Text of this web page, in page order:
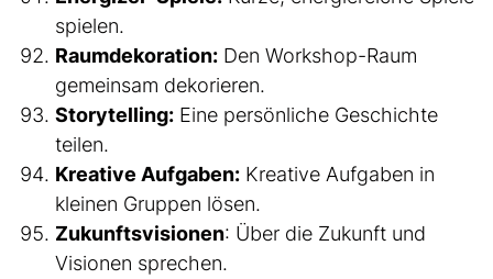
spielen.
Raumdekoration: Den Workshop-Raum
gemeinsam dekorieren.
Storytelling: Eine persönliche Geschichte
teilen.
Kreative Aufgaben: Kreative Aufgaben in
kleinen Gruppen lösen.
Zukunftsvisionen: Über die Zukunft und
Visionen sprechen.